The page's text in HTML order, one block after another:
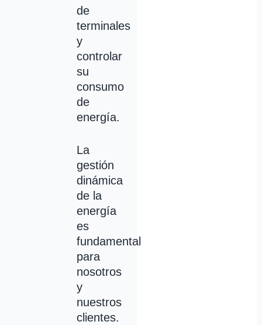
de
terminales
y
controlar
su
consumo
de
energía.
La
gestión
dinámica
de la
energía
es
fundamental
para
nosotros
y
nuestros
clientes.